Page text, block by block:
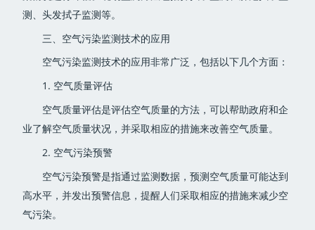
测、头发拭子监测等。
三、空气污染监测技术的应用
空气污染监测技术的应用非常广泛，包括以下几个方面：
1. 空气质量评估
空气质量评估是评估空气质量的方法，可以帮助政府和企
业了解空气质量状况，并采取相应的措施来改善空气质量。
2. 空气污染预警
空气污染预警是指通过监测数据，预测空气质量可能达到
高水平，并发出预警信息，提醒人们采取相应的措施来减少空
气污染。